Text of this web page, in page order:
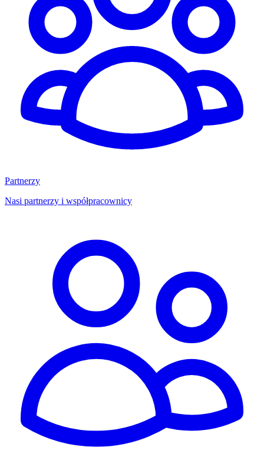
Partnerzy
Nasi partnerzy i współpracownicy